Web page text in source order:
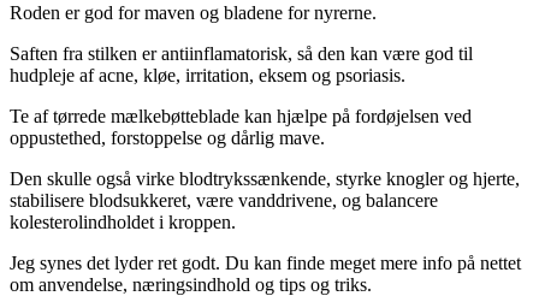
Roden er god for maven og bladene for nyrerne.
Saften fra stilken er antiinflamatorisk, så den kan være god til
hudpleje af acne, kløe, irritation, eksem og psoriasis.
Te af tørrede mælkebøtteblade kan hjælpe på fordøjelsen ved
oppustethed, forstoppelse og dårlig mave.
Den skulle også virke blodtrykssænkende, styrke knogler og hjerte,
stabilisere blodsukkeret, være vanddrivene, og balancere
kolesterolindholdet i kroppen.
Jeg synes det lyder ret godt. Du kan finde meget mere info på nettet
om anvendelse, næringsindhold og tips og triks.